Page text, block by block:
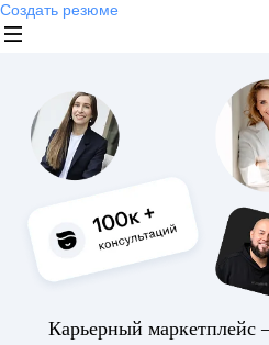
Создать резюме
Карьерный маркетплейс